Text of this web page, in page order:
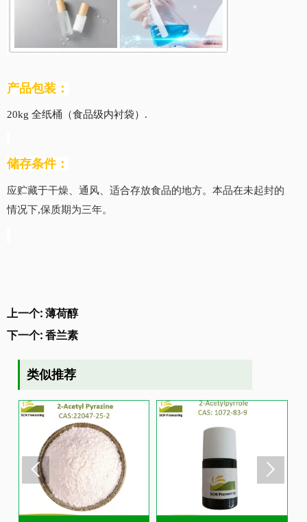
产品包装：
20kg 全纸桶（食品级内衬袋） .
储存条件：
应贮藏于干燥、 通风、 适合存放食品的地方。 本品在未起封的
情况下,保质期为三年。
上一个:薄荷醇
下一个:香兰素
类似推荐
 